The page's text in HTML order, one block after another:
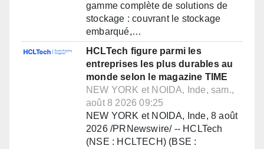
gamme complète de solutions de
stockage : couvrant le stockage
embarqué,…
HCLTech figure parmi les
entreprises les plus durables au
monde selon le magazine TIME
NEW YORK et NOIDA, Inde, sam.,
août 8 2026 09:25
NEW YORK et NOIDA, Inde, 8 août
2026 /PRNewswire/ -- HCLTech
(NSE : HCLTECH) (BSE :